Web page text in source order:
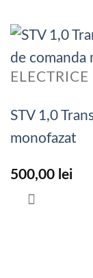
ELECTRICE
STV 1,0
monofazat
500,00 lei